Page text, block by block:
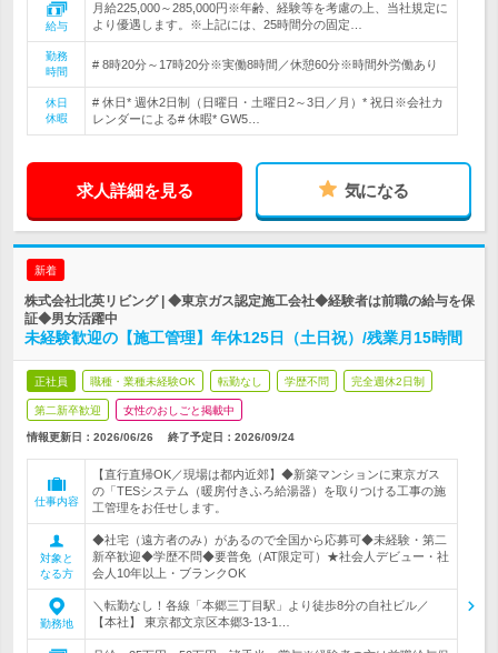
給与
月給225,000～285,000円※年齢、経験等を考慮の上、当社規定に
より優遇します。※上記には、25時間分の固定…
勤務
時間
# 8時20分～17時20分※実働8時間／休憩60分※時間外労働あり
休日
休暇
# 休日* 週休2日制（日曜日・土曜日2～3日／月）* 祝日※会社カ
レンダーによる# 休暇* GW5…
求人詳細を見る 気になる
新着
株式会社北英リビング | ◆東京ガス認定施工会社◆経験者は前職の給与を保
証◆男女活躍中
未経験歓迎の【施工管理】年休125日（土日祝）/残業月15時間
正社員 職種・業種未経験OK 転勤なし 学歴不問 完全週休2日制
第二新卒歓迎 女性のおしごと掲載中
情報更新日：2026/06/26 終了予定日： 2026/09/24
仕事内容
【直行直帰OK／現場は都内近郊】◆新築マンションに東京ガス
の「TESシステム（暖房付きふろ給湯器）を取りつける工事の施
工管理をお任せします。
対象と
なる方
◆社宅（遠方者のみ）があるので全国から応募可◆未経験・第二
新卒歓迎◆学歴不問◆要普免（AT限定可）★社会人デビュー・社
会人10年以上・ブランクOK
勤務地
＼転勤なし！各線「本郷三丁目駅」より徒歩8分の自社ビル／
【本社】 東京都文京区本郷3-13-1…